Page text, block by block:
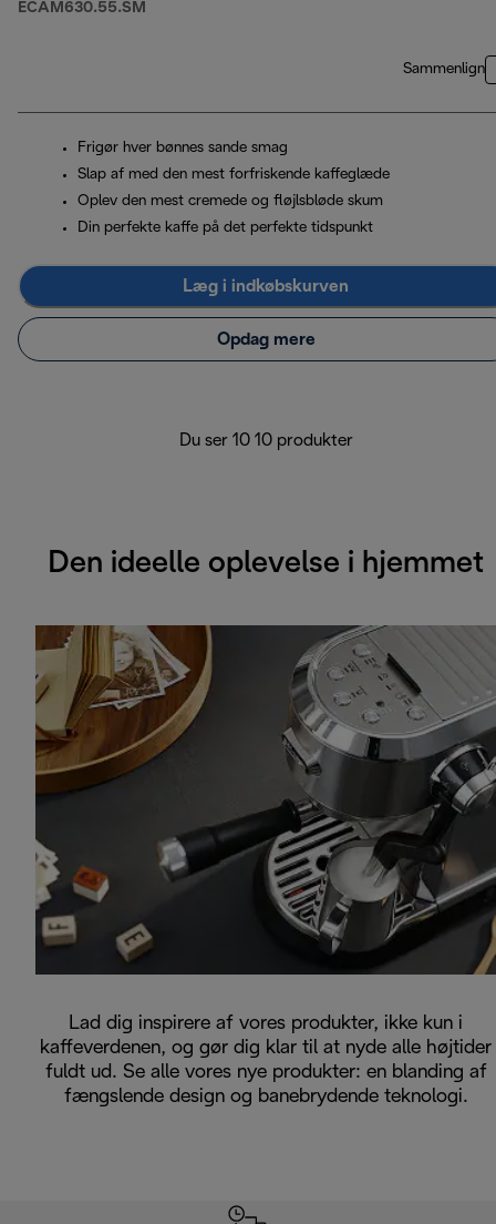
ECAM630.55.SM
Sammenlign
Frigør hver bønnes sande smag
Slap af med den mest forfriskende kaffeglæde
Oplev den mest cremede og fløjlsbløde skum
Din perfekte kaffe på det perfekte tidspunkt
Læg i indkøbskurven
Opdag mere
Du ser 10 10 produkter
Den ideelle oplevelse i hjemmet
Lad dig inspirere af vores produkter, ikke kun i
kaffeverdenen, og gør dig klar til at nyde alle højtider
fuldt ud. Se alle vores nye produkter: en blanding af
fængslende design og banebrydende teknologi.